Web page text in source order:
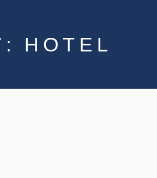
HOTEL